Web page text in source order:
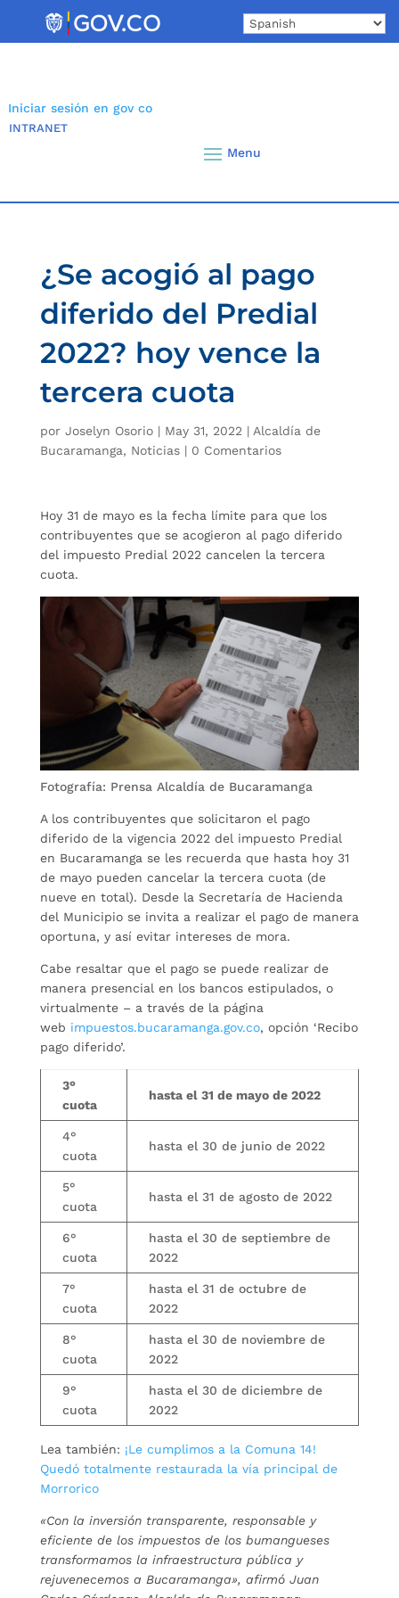
Iniciar sesión en gov co
INTRANET
¿Se acogió al pago
diferido del Predial
2022? hoy vence la
tercera cuota
por Joselyn Osorio| May 31, 2022 | Alcaldía de
Bucaramanga, Noticias| 0 Comentarios
Hoy 31 de mayo es la fecha límite para que los
contribuyentes que se acogieron al pago diferido
del impuesto Predial 2022 cancelen la tercera
cuota.
Fotografía: Prensa Alcaldía de Bucaramanga
A los contribuyentes que solicitaron el pago
diferido de la vigencia 2022 del impuesto Predial
en Bucaramanga se les recuerda que hasta hoy 31
de mayo pueden cancelar la tercera cuota (de
nueve en total). Desde la Secretaría de Hacienda
del Municipio se invita a realizar el pago de manera
oportuna, y así evitar intereses de mora.
Cabe resaltar que el pago se puede realizar de
manera presencial en los bancos estipulados, o
virtualmente – a través de la página
web impuestos.bucaramanga.gov.co, opción ‘Recibo
pago diferido’.
3°
cuota
hasta el 31 de mayo de 2022
4°
cuota
hasta el 30 de junio de 2022
5°
cuota
hasta el 31 de agosto de 2022
6°
cuota
hasta el 30 de septiembre de
2022
7°
cuota
hasta el 31 de octubre de
2022
8°
cuota
hasta el 30 de noviembre de
2022
9°
cuota
hasta el 30 de diciembre de
2022
Lea también: ¡Le cumplimos a la Comuna 14!
Quedó totalmente restaurada la vía principal de
Morrorico
«Con la inversión transparente, responsable y
eficiente de los impuestos de los bumangueses
transformamos la infraestructura pública y
rejuvenecemos a Bucaramanga», afirmó Juan